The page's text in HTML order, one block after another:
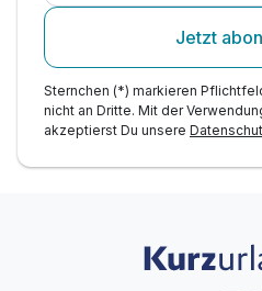
Jetzt
Sternchen (*) markieren
nicht an Dritte. Mit der
akzeptierst Du unsere